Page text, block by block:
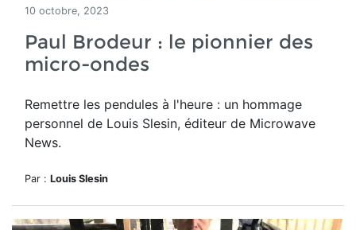
10 octobre, 2023
Paul Brodeur : le pionnier des
micro-ondes
Remettre les pendules à l'heure : un hommage
personnel de Louis Slesin, éditeur de Microwave
News.
Par : Louis Slesin